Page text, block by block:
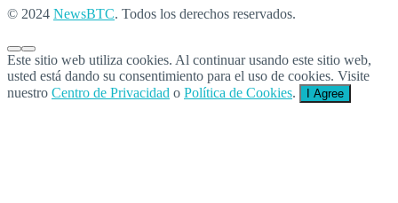
© 2024 NewsBTC. Todos los derechos reservados.
Este sitio web utiliza cookies. Al continuar usando este sitio web,
usted está dando su consentimiento para el uso de cookies. Visite
nuestro Centro de Privacidad o Política de Cookies. I Agree